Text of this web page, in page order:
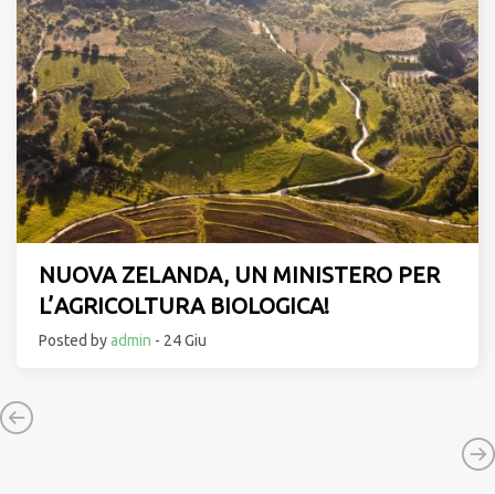
NUOVA ZELANDA, UN MINISTERO PER
L’AGRICOLTURA BIOLOGICA!
Posted byadmin - 24 Giu